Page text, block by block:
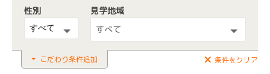
性別
見学地域
すべて
こだわり条件追加 条件をクリア